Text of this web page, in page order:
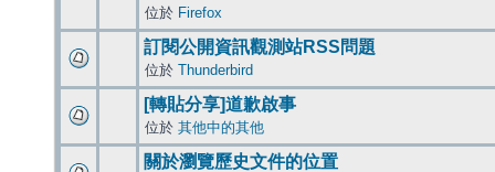
位於 Firefox
訂閱公開資訊觀測站RSS問題
位於 Thunderbird
[轉貼分享]道歉啟事
位於 其他中的其他
關於瀏覽歷史文件的位置